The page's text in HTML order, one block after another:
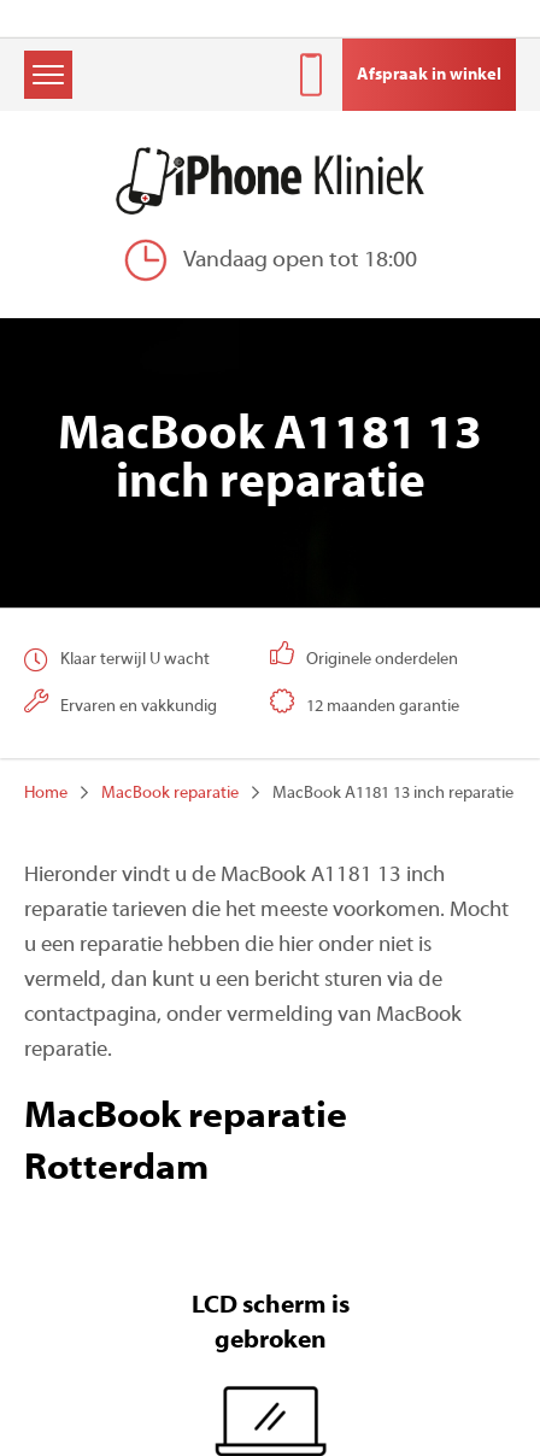
Vandaag open tot 18:00
Afspraak in winkel
MacBook A1181 13
inch reparatie
Klaar terwijl U wacht Originele onderdelen
Ervaren en vakkundig 12 maanden garantie
Home MacBook reparatie MacBook A1181 13 inch reparatie
Hieronder vindt u de MacBook A1181 13 inch
reparatie tarieven die het meeste voorkomen. Mocht
u een reparatie hebben die hier onder niet is
vermeld, dan kunt u een bericht sturen via de
contactpagina, onder vermelding van MacBook
reparatie.
MacBook reparatie
Rotterdam
LCD scherm is
gebroken